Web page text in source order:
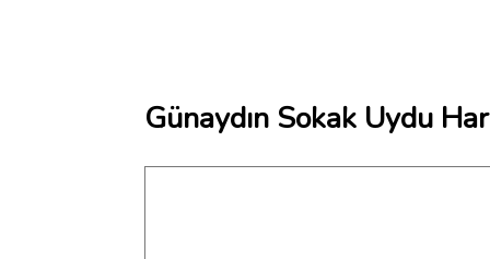
Günaydın Sokak Uydu